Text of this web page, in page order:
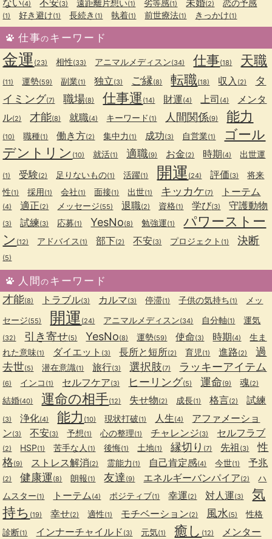
(4) (3) 遠距離片想い(1) 劣等感(1) (2) 恋の予感
(1) 好き避け(1) 長続き (1) 執着(1) 前世療法(1) きっかけ(1)
仕事のキーワード
金運 (23) 相性(33) アニマルメディスン(34) 仕事(18) 天職
(11) 運勢(59) 副業(1) 独立(3) ご縁(8) 転職(18) 収入 (2)
タ
イミング(7) 職場(8) 仕事運 (14) 財運(4) 上司 (4)
メンタ
ル(2) 才能(8) 就職(4) キーワード (1) 人間関係(9) 能力
(10) 職種(1) 働き方(2) 集中力 (1) 成功(3) 自営業(1)
ゴール
デントリン (10) 就活(1) 適職(9) お金(2) 時期(4) 出世運
(1) 受験(2) 足りないもの(1) 活躍(1) 開運 (24) 評価(3)
将来
性(1) 採用(1) 会社(1) 面接(1) 出世(1) キッカケ(7) トーテム
(4) 適正(2) メッセージ(55) 退職(2) 資格(1) 学び(3) 守護動物
(3) 試練(3) 応募(1) YesNo(8) 勉強運(1)
パワーストー
ン (12) アドバイス (1) 部下(2) 不安(3) プロジェクト (1) 決断
(5)
人間のキーワード
才能(8) トラブル(3) カルマ(3) 停滞(1) 子供の気持ち(1)
メッ
セージ(55) 開運 (24) アニマルメディスン(34) 自分軸(1) 運気
(32) 引き寄せ(5) YesNo(8) 運勢(59) 使命(3) 時期(4)
生ま
れた意味(1) ダイエット (3) 長所と短所(2) 育児 (1) 進路(2)
過
去世(5) 潜在意識(1) 旅行(3) 選択肢(7) ラッキーアイテム
(6) インコ (1) セルフケア(3) ヒーリング(5) 運命(9) 魂(2)
結婚(40) 運命の相手(12) 失せ物(2) 成長(1) 格言(2) 試練
(3) 浄化(4) 能力 (10) 現状打破(1) 人生(4)
アファメーショ
ン(3) 不安(3) 予想(1) 心の整理(1) チャレンジ(3) セルフラブ
(2) HSP(1) 苦手な人 (1) 後悔(1) 土地(1) 縁切り (7) 先祖 (3)
性
格(9) ストレス解消(2) 霊能力 (1) 自己肯定感(4) 今世(1) 予兆
(2) 健康運(8) 朗報(1) 友達 (9) エネルギーバンパイア(2)
ハ
ムスター(1) トーテム (4) ポジティブ(1) 幸運(2) 対人運(3)
気
持ち (19) 幸せ(2) 適性(1) モチベーション(2) 風水(5)
性格
診断(1) インナーチャイルド (3) 元気(1) 癒し (12) メンター